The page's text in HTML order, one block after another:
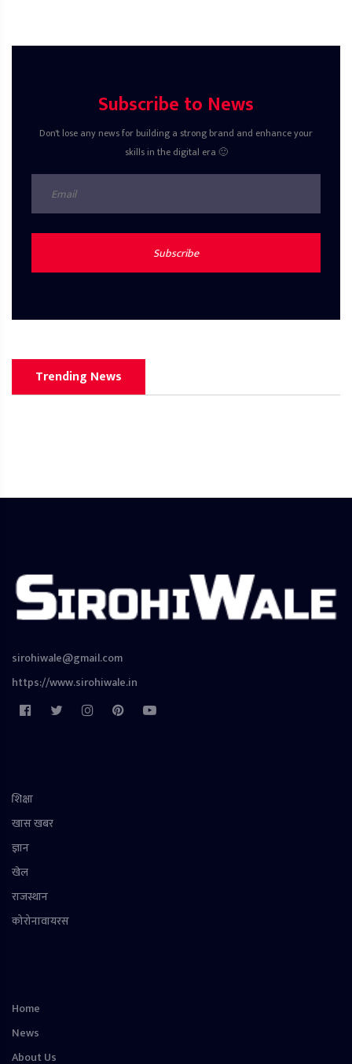
Subscribe to News
Don't lose any news for building a strong brand and enhance your
skills in the digital era 🙂
Subscribe
Trending News
sirohiwale@gmail.com
https://www.sirohiwale.in
शिक्षा
खास खबर
ज्ञान
खेल
राजस्थान
कोरोनावायरस
Home
News
About Us